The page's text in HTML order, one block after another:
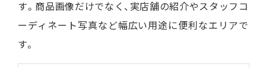
す。商品画像だけでなく、実店舗の紹介やスタッフコ
ーディネート写真など幅広い用途に便利なエリアで
す。